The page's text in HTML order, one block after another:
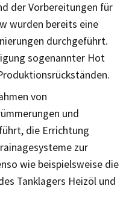
der Vorbereitungen für
wurden bereits eine
durchgeführt.
sogenannter Hot
von
und
die Errichtung
zur
wie beispielsweise die
Tanklagers Heizöl und